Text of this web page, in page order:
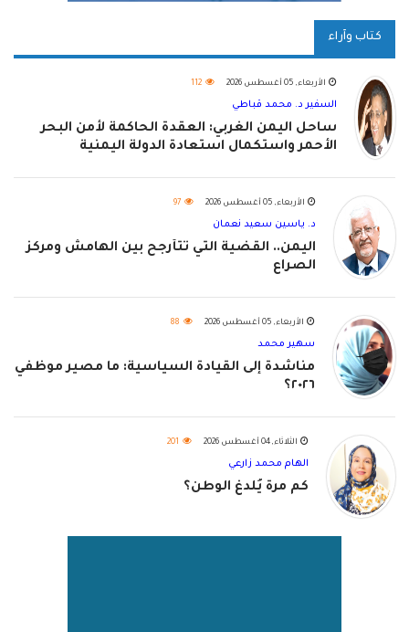
كتاب وآراء
الأربعاء, 05 أغسطس 2026 112
السفير د. محمد قباطي
ساحل اليمن الغربي: العقدة الحاكمة لأمن البحر
الأحمر واستكمال استعادة الدولة اليمنية
الأربعاء, 05 أغسطس 2026 97
د. ياسين سعيد نعمان
اليمن.. القضية التي تتأرجح بين الهامش ومركز
الصراع
الأربعاء, 05 أغسطس 2026 88
سهير محمد
مناشدة إلى القيادة السياسية: ما مصير موظفي
٢٠٢٦؟
الثلاثاء, 04 أغسطس 2026 201
الهام محمد زارعي
كم مرة يُلدغ الوطن؟